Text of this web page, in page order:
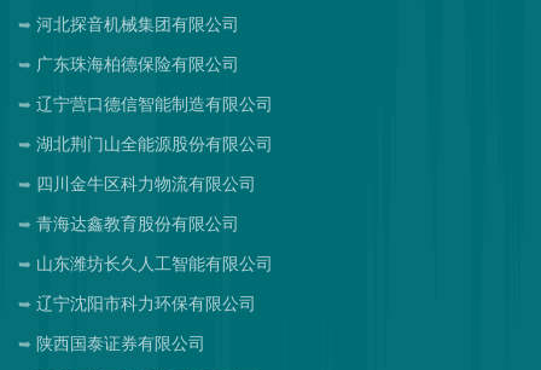
河北探音机械集团有限公司
广东珠海柏德保险有限公司
辽宁营口德信智能制造有限公司
湖北荆门山全能源股份有限公司
四川金牛区科力物流有限公司
青海达鑫教育股份有限公司
山东潍坊长久人工智能有限公司
辽宁沈阳市科力环保有限公司
陕西国泰证券有限公司